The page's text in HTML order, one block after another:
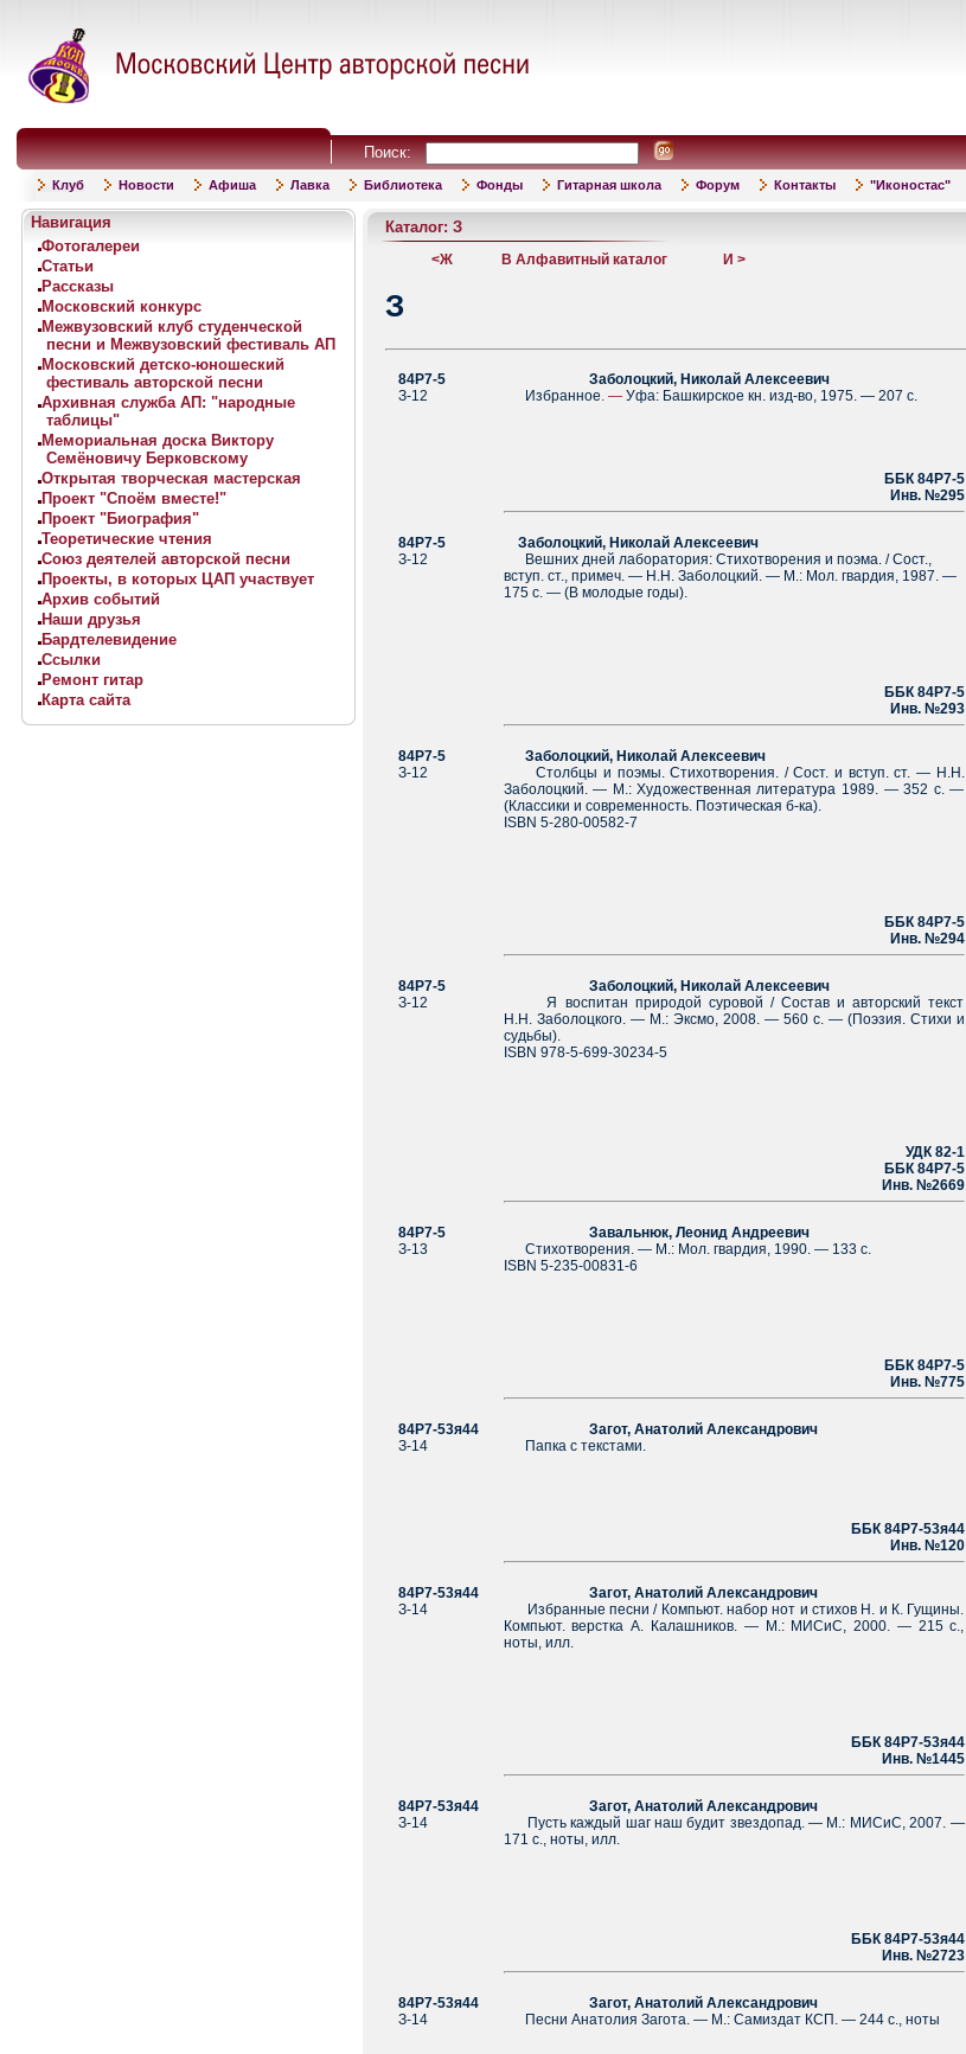
Поиск:
Клуб Новости Афиша Лавка Библиотека Фонды Гитарная школа Форум Контакты "Иконостас"
Навигация
Фотогалереи
Статьи
Рассказы
Московский конкурс
Межвузовский клуб студенческой
песни и Межвузовский фестиваль АП
Московский детско-юношеский
фестиваль авторской песни
Архивная служба АП: "народные
таблицы"
Мемориальная доска Виктору
Семёновичу Берковскому
Открытая творческая мастерская
Проект "Споём вместе!"
Проект "Биография"
Теоретические чтения
Союз деятелей авторской песни
Проекты, в которых ЦАП участвует
Архив событий
Наши друзья
Бардтелевидение
Ссылки
Ремонт гитар
Карта сайта
Каталог: З
<Ж В Алфавитный каталог И >
З
84Р7-5
З-12
Заболоцкий, Николай Алексеевич
Избранное. — Уфа: Башкирское кн. изд-во, 1975. — 207 с.
ББК 84Р7-5
Инв. №295
84Р7-5
З-12
Заболоцкий, Николай Алексеевич
Вешних дней лаборатория: Стихотворения и поэма. / Сост.,
вступ. ст., примеч. — Н.Н. Заболоцкий. — М.: Мол. гвардия, 1987. —
175 с. — (В молодые годы).
ББК 84Р7-5
Инв. №293
84Р7-5
З-12
Заболоцкий, Николай Алексеевич
Столбцы и поэмы. Стихотворения. / Сост. и вступ. ст. — Н.Н.
Заболоцкий. — М.: Художественная литература 1989. — 352 с. —
(Классики и современность. Поэтическая б-ка).
ISBN 5-280-00582-7
ББК 84Р7-5
Инв. №294
84Р7-5
З-12
Заболоцкий, Николай Алексеевич
Я воспитан природой суровой / Состав и авторский текст
Н.Н. Заболоцкого. — М.: Эксмо, 2008. — 560 с. — (Поэзия. Стихи и
судьбы).
ISBN 978-5-699-30234-5
УДК 82-1
ББК 84Р7-5
Инв. №2669
84Р7-5
З-13
Завальнюк, Леонид Андреевич
Стихотворения. — М.: Мол. гвардия, 1990. — 133 с.
ISBN 5-235-00831-6
ББК 84Р7-5
Инв. №775
84Р7-53я44
З-14
Загот, Анатолий Александрович
Папка с текстами.
ББК 84Р7-53я44
Инв. №120
84Р7-53я44
З-14
Загот, Анатолий Александрович
Избранные песни / Компьют. набор нот и стихов Н. и К. Гущины.
Компьют. верстка А. Калашников. — М.: МИСиС, 2000. — 215 с.,
ноты, илл.
ББК 84Р7-53я44
Инв. №1445
84Р7-53я44
З-14
Загот, Анатолий Александрович
Пусть каждый шаг наш будит звездопад. — М.: МИСиС, 2007. —
171 с., ноты, илл.
ББК 84Р7-53я44
Инв. №2723
84Р7-53я44
З-14
Загот, Анатолий Александрович
Песни Анатолия Загота. — М.: Самиздат КСП. — 244 с., ноты